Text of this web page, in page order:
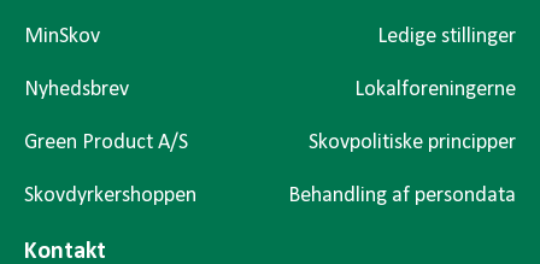
MinSkov
Nyhedsbrev
Green Product A/S
Skovdyrkershoppen
Ledige stillinger
Lokalforeningerne
Skovpolitiske principper
Behandling af persondata
Kontakt